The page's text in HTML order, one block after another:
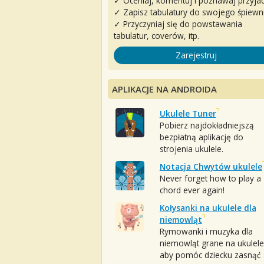
✓ Zapisz tabulatury do swojego
✓ Przyczyniaj się do powstawania
tabulatur, coverów, itp.
Zarejestruj
APLIKACJE NA ANDROIDA
Ukulele Tuner
Pobierz najdokładniejszą
bezpłatną aplikację do
strojenia ukulele.
Notacja Chwytów ukulele
Never forget how to play a
chord ever again!
Kołysanki na ukulele dla
niemowląt
Rymowanki i muzyka dla
niemowląt grane na
aby pomóc dziecku zasnąć